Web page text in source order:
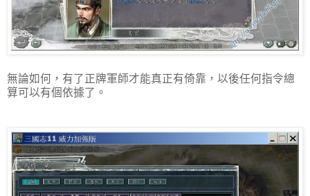
無論如何，有了正牌軍師才能真正有倚靠，以後任何指令總
算可以有個依據了。